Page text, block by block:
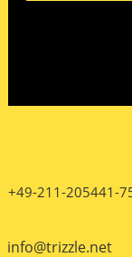
+49-211-205441-
info@trizzle.net